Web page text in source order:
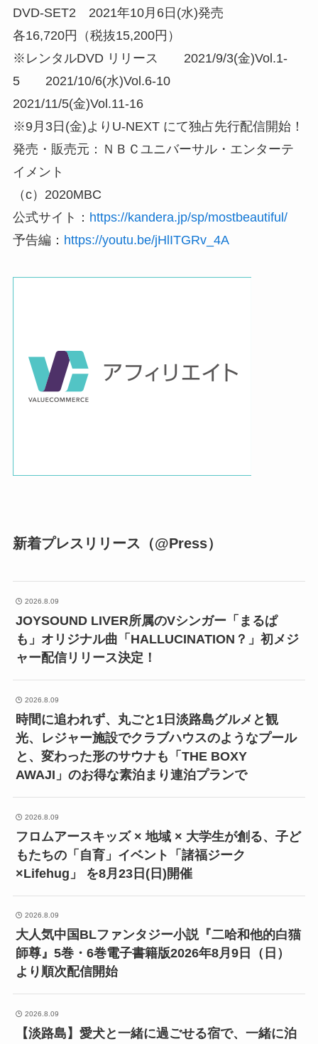
DVD-SET2 2021年10月6日(水)発売
各16,720円（税抜15,200円）
※レンタルDVD リリース 2021/9/3(金)Vol.1-
5 2021/10/6(水)Vol.6-10
2021/11/5(金)Vol.11-16
※9月3日(金)よりU-NEXT にて独占先行配信開始！
発売・販売元：ＮＢＣユニバーサル・エンターテ
イメント
（c）2020MBC
公式サイト： https://kandera.jp/sp/mostbeautiful/
予告編： https://youtu.be/jHlITGRv_4A
新着プレスリリース（@Press）
2026.8.09
JOYSOUND LIVER所属のVシンガー「まるぱ
も」オリジナル曲「HALLUCINATION？」初メジ
ャー配信リリース決定！
2026.8.09
時間に追われず、丸ごと1日淡路島グルメと観
光、レジャー施設でクラブハウスのようなプール
と、変わった形のサウナも「THE BOXY
AWAJI」のお得な素泊まり連泊プランで
2026.8.09
フロムアースキッズ × 地域 × 大学生が創る、子ど
もたちの「自育」イベント「諸福ジーク
×Lifehug」 を8月23日(日)開催
2026.8.09
大人気中国BLファンタジー小説『二哈和他的白猫
師尊』5巻・6巻電子書籍版2026年8月9日（日）
より順次配信開始
2026.8.09
【淡路島】愛犬と一緒に過ごせる宿で、一緒に泊